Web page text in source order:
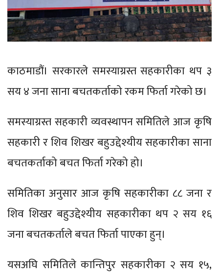
काठमाडौं। सरकारले समस्याग्रस्त सहकारीका थप ३
सय ४ जना साना बचतकर्ताको रकम फिर्ता गरेको छ।
समस्याग्रस्त सहकारी व्यवस्थापन समितिले आज कृषि
सहकारी र शिव शिखर बहुउद्देश्यीय सहकारीका साना
बचतकर्ताको बचत फिर्ता गरेको हो।
समितिका अनुसार आज कृषि सहकारीका ८८ जना र
शिव शिखर बहुउद्देश्यीय सहकारीका थप २ सय १६
जना बचतकर्ताले बचत फिर्ता पाएका हुन्।
यसअघि समितिले कान्तिपुर सहकारीका २ सय १५,